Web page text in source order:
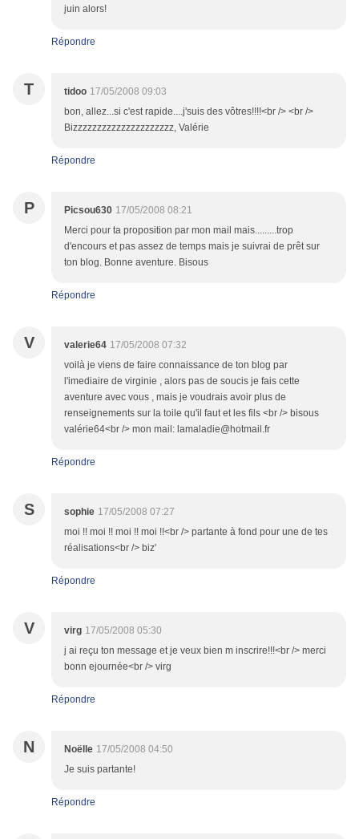
juin alors!
Répondre
T tidoo 17/05/2008 09:03
bon, allez...si c'est rapide....j'suis des vôtres!!!!<br /> <br />
Bizzzzzzzzzzzzzzzzzzzzz, Valérie
Répondre
P Picsou630 17/05/2008 08:21
Merci pour ta proposition par mon mail mais.........trop
d'encours et pas assez de temps mais je suivrai de prêt sur
ton blog. Bonne aventure. Bisous
Répondre
V valerie64 17/05/2008 07:32
voilà je viens de faire connaissance de ton blog par
l'imediaire de virginie , alors pas de soucis je fais cette
aventure avec vous , mais je voudrais avoir plus de
renseignements sur la toile qu'il faut et les fils <br /> bisous
valérie64<br /> mon mail: lamaladie@hotmail.fr
Répondre
S sophie 17/05/2008 07:27
moi !! moi !! moi !! moi !!<br /> partante à fond pour une de tes
réalisations<br /> biz'
Répondre
V virg 17/05/2008 05:30
j ai reçu ton message et je veux bien m inscrire!!!<br /> merci
bonn ejournée<br /> virg
Répondre
N Noëlle 17/05/2008 04:50
Je suis partante!
Répondre